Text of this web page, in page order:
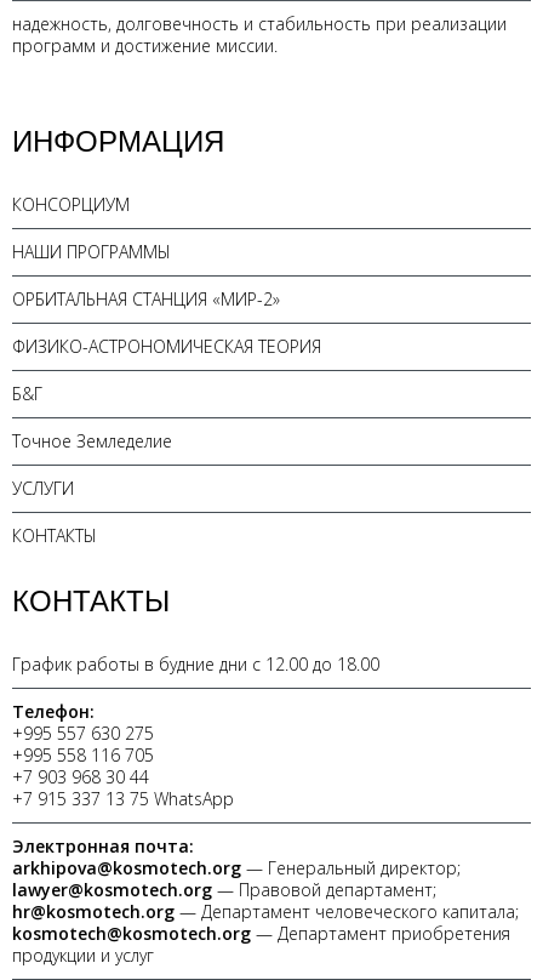
надежность, долговечность и стабильность при реализации
программ и достижение миссии.
ИНФОРМАЦИЯ
КОНСОРЦИУМ
НАШИ ПРОГРАММЫ
ОРБИТАЛЬНАЯ СТАНЦИЯ «МИР-2»
ФИЗИКО-АСТРОНОМИЧЕСКАЯ ТЕОРИЯ
Б&Г
Точное Земледелие
УСЛУГИ
КОНТАКТЫ
КОНТАКТЫ
График работы в будние дни с 12.00 до 18.00
Телефон:
+995 557 630 275
+995 558 116 705
+7 903 968 30 44
+7 915 337 13 75 WhatsApp
Электронная почта:
arkhipova@kosmotech.org — Генеральный директор;
lawyer@kosmotech.org — Правовой департамент;
hr@kosmotech.org — Департамент человеческого капитала;
kosmotech@kosmotech.org — Департамент приобретения
продукции и услуг